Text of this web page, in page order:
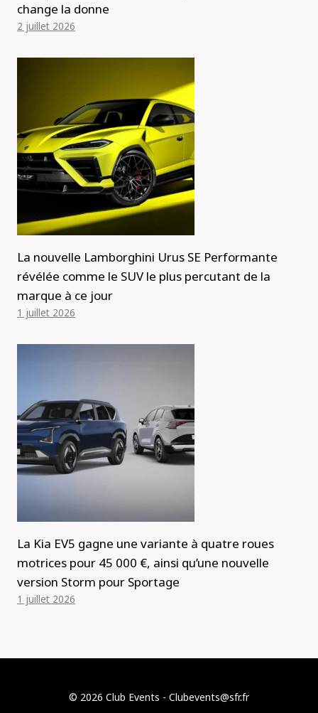
change la donne
2 juillet 2026
La nouvelle Lamborghini Urus SE Performante
révélée comme le SUV le plus percutant de la
marque à ce jour
1 juillet 2026
La Kia EV5 gagne une variante à quatre roues
motrices pour 45 000 €, ainsi qu’une nouvelle
version Storm pour Sportage
1 juillet 2026
© 2026 Club Events - Clubevents@sfr.fr